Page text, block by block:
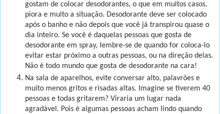
gostam de colocar desodorantes, o que em muitos casos,
piora e muito a situação. Desodorante deve ser colocado
após o banho e não depois que você já transpirou quase o
dia inteiro. Se você é daquelas pessoas que gosta de
desodorante em spray, lembre-se de quando for coloca-lo
evitar estar próximo a outras pessoas, ou na direção delas.
Não é todo mundo que gosta de desodorante na cara!
Na sala de aparelhos, evite conversar alto, palavrões e
muito menos gritos e risadas altas. Imagine se tiverem 40
pessoas e todas gritarem? Viraria um lugar nada
agradável. Pois é algumas pessoas acham lindo quando